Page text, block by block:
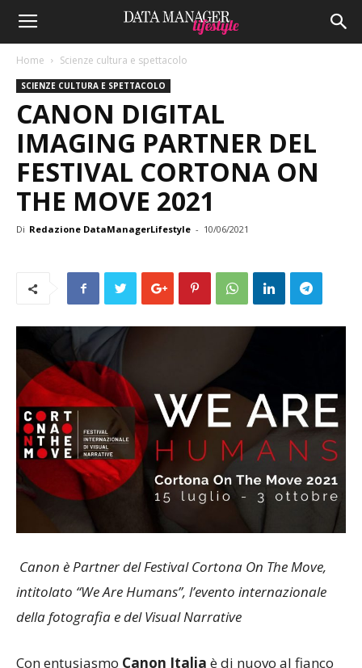
Home Scienze cultura e spettacolo
SCIENZE CULTURA E SPETTACOLO
CANON DIGITAL
IMAGING PARTNER DEL
FESTIVAL CORTONA ON
THE MOVE 2021
Di Redazione DataManagerLifestyle - 10/06/2021
Canon è Partner del Festival Cortona On The Move,
intitolato “We Are Humans”, l’evento internazionale
della fotografia e del Visual Narrative
Con entusiasmo Canon Italia è di nuovo al fianco